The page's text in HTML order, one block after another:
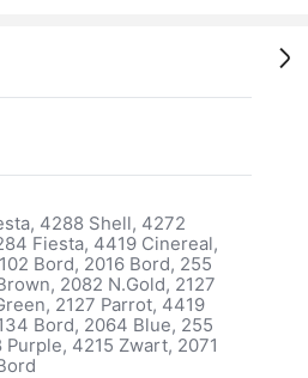
4288 Shell, 4272
Fiesta, 4419 Cinereal,
Bord, 2016 Bord, 255
2082 N.Gold, 2127
2127 Parrot, 4419
Bord, 2064 Blue, 255
4215 Zwart, 2071